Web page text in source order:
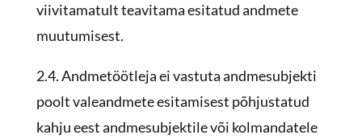
viivitamatult teavitama esitatud andmete
muutumisest.
2.4. Andmetöötleja ei vastuta andmesubjekti
poolt valeandmete esitamisest põhjustatud
kahju eest andmesubjektile või kolmandatele